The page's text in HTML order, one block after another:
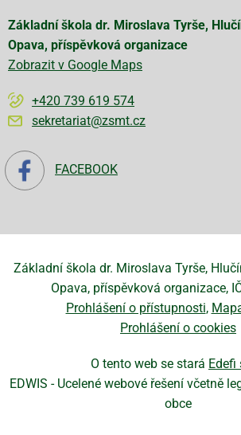
Základní škola dr. Miroslava Tyrše,
Opava, příspěvková organizace
Zobrazit v Google Maps
+420 739 619 574
sekretariat@zsmt.cz
FACEBOOK
Základní škola dr. Miroslava Tyrše,
Opava, příspěvková organizace,
Prohlášení o přístupnosti
Prohlášení o cookies
O tento web se stará Edefi
EDWIS - Ucelené webové řešení včetně
obce